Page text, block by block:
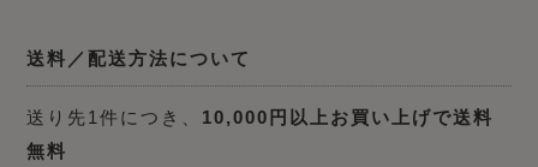
送料／配送方法について
送り先1件につき、 10,000円以上お買い上げで送料
無料